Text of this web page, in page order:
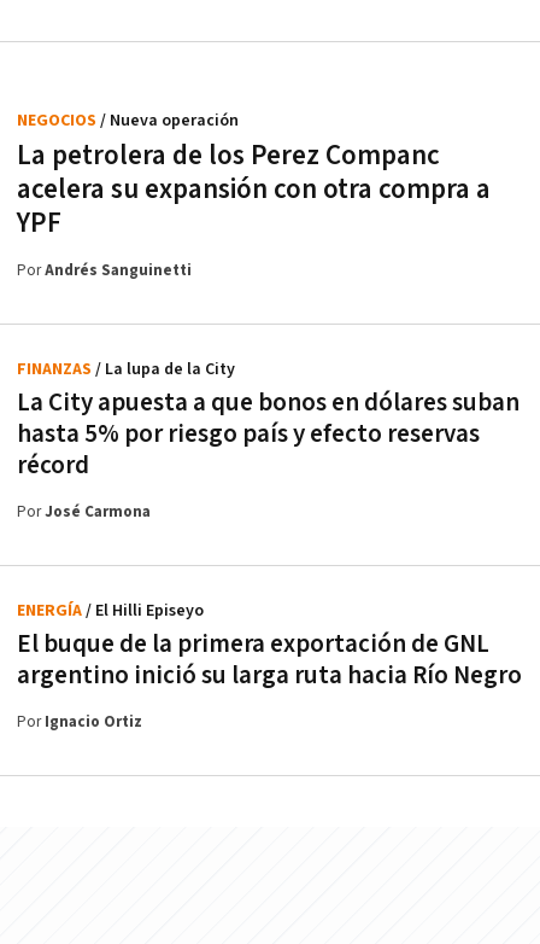
La petrolera de los Perez Companc
acelera su expansión con otra compra a
YPF
NEGOCIOS / Nueva operación
PorAndrés Sanguinetti
La City apuesta a que bonos en dólares suban
hasta 5% por riesgo país y efecto reservas
récord
FINANZAS / La lupa de la City
PorJosé Carmona
El buque de la primera exportación de GNL
argentino inició su larga ruta hacia Río Negro
ENERGÍA/ El Hilli Episeyo
PorIgnacio Ortiz